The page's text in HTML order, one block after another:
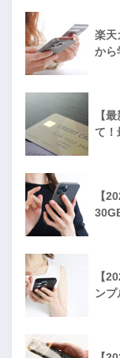
楽天
から
【
て！
【
【
ンプ